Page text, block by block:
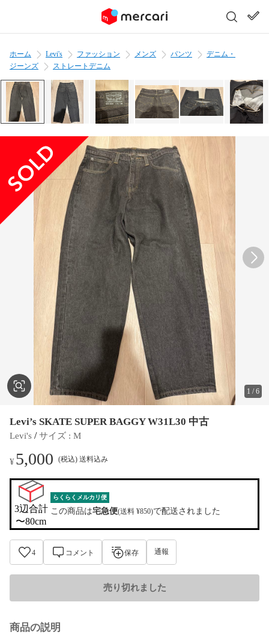
ホーム Levi's ファッション メンズ パンツ
デニム・
ジーンズ
ストレートデニム
1 /6
Levi’s SKATE SUPER BAGGY W31L30 中古
Levi's / サイズ : M
¥5,000 (税込) 送料込み
3辺合計
〜80cm
らくらくメルカリ便
この商品は宅急便(送料 ¥850)で配送されました
4 コメント 保存 通報
売り切れました
商品の説明